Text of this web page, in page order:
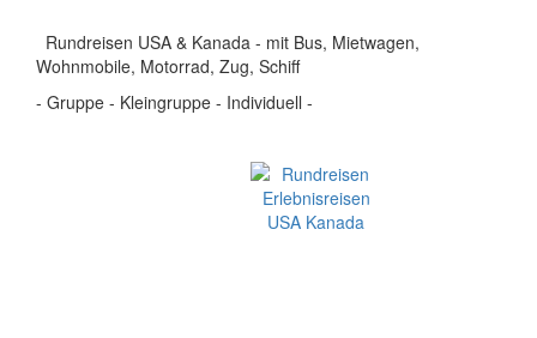
Rundreisen USA & Kanada - mit Bus, Mietwagen,
Wohnmobile, Motorrad, Zug, Schiff
- Gruppe - Kleingruppe - Individuell -